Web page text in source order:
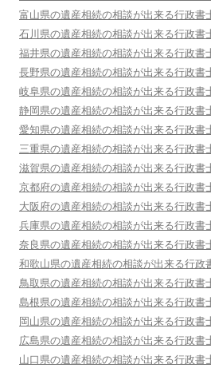
富山県の遺産相続の相談が出来る行政書
石川県の遺産相続の相談が出来る行政書
福井県の遺産相続の相談が出来る行政書
長野県の遺産相続の相談が出来る行政書
岐阜県の遺産相続の相談が出来る行政書
静岡県の遺産相続の相談が出来る行政書
愛知県の遺産相続の相談が出来る行政書
三重県の遺産相続の相談が出来る行政書
滋賀県の遺産相続の相談が出来る行政書
京都府の遺産相続の相談が出来る行政書
大阪府の遺産相続の相談が出来る行政書
兵庫県の遺産相続の相談が出来る行政書
奈良県の遺産相続の相談が出来る行政書
和歌山県の遺産相続の相談が出来る行政
鳥取県の遺産相続の相談が出来る行政書
島根県の遺産相続の相談が出来る行政書
岡山県の遺産相続の相談が出来る行政書
広島県の遺産相続の相談が出来る行政書
山口県の遺産相続の相談が出来る行政書